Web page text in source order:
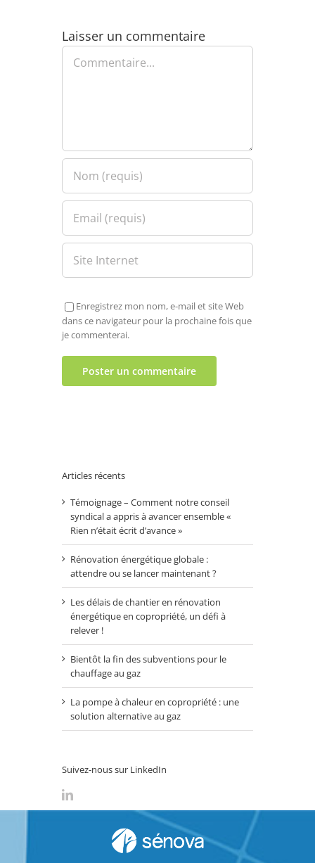
Laisser un commentaire
Commentaire
Enregistrez mon nom, e-mail et site Web
dans ce navigateur pour la prochaine fois que
je commenterai.
Articles récents
Témoignage – Comment notre conseil
syndical a appris à avancer ensemble «
Rien n’était écrit d’avance »
Rénovation énergétique globale :
attendre ou se lancer maintenant ?
Les délais de chantier en rénovation
énergétique en copropriété, un défi à
relever !
Bientôt la fin des subventions pour le
chauffage au gaz
La pompe à chaleur en copropriété : une
solution alternative au gaz
Suivez-nous sur LinkedIn